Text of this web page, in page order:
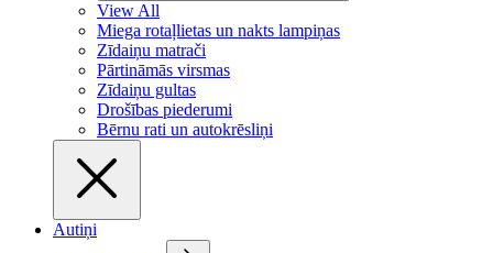
View All
Miega rotaļlietas un nakts lampiņas
Zīdaiņu matrači
Pārtināmās virsmas
Zīdaiņu gultas
Drošības piederumi
Bērnu rati un autokrēsliņi
Autiņi